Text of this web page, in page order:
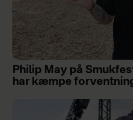
Philip May på
har kæmpe